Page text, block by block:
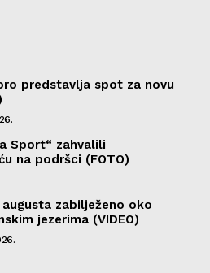
predstavlja spot za novu
Sport“ zahvalili
na podršci (FOTO)
zabilježeno oko
jezerima (VIDEO)